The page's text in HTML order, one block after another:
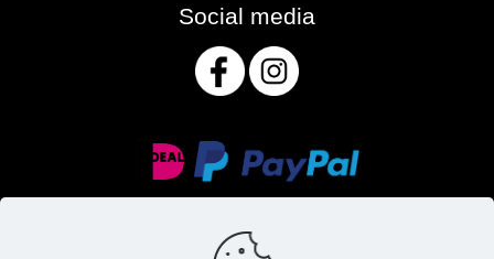
Social media